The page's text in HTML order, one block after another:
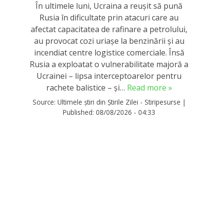
În ultimele luni, Ucraina a reușit să pună
Rusia în dificultate prin atacuri care au
afectat capacitatea de rafinare a petrolului,
au provocat cozi uriașe la benzinării și au
incendiat centre logistice comerciale. Însă
Rusia a exploatat o vulnerabilitate majoră a
Ucrainei – lipsa interceptoarelor pentru
rachete balistice – și… Read more »
Source: Ultimele știri din Știrile Zilei - Stiripesurse |
Published: 08/08/2026 - 04:33